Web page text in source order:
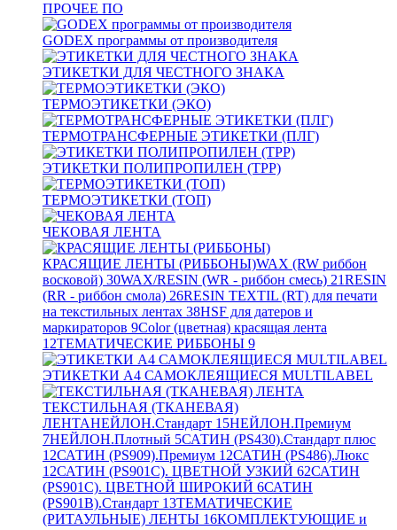
ПРОЧЕЕ ПО
GODEX программы от производителя
ЭТИКЕТКИ ДЛЯ ЧЕСТНОГО ЗНАКА
ТЕРМОЭТИКЕТКИ (ЭКО)
ТЕРМОТРАНСФЕРНЫЕ ЭТИКЕТКИ (ПЛГ)
ЭТИКЕТКИ ПОЛИПРОПИЛЕН (TPP)
ТЕРМОЭТИКЕТКИ (ТОП)
ЧЕКОВАЯ ЛЕНТА
КРАСЯЩИЕ ЛЕНТЫ (РИББОНЫ)WAX (RW риббон
восковой) 30WAX/RESIN (WR - риббон смесь) 21RESIN
(RR - риббон смола) 26RESIN TEXTIL (RT) для печати
на текстильных лентах 38HSF для датеров и
маркираторов 9Color (цветная) красящая лента
12ТЕМАТИЧЕСКИЕ РИББОНЫ 9
ЭТИКЕТКИ А4 САМОКЛЕЯЩИЕСЯ MULTILABEL
ТЕКСТИЛЬНАЯ (ТКАНЕВАЯ)
ЛЕНТАНЕЙЛОН.Стандарт 15НЕЙЛОН.Премиум
7НЕЙЛОН.Плотный 5САТИН (PS430).Стандарт плюс
12САТИН (PS909).Премиум 12САТИН (PS486).Люкс
12САТИН (PS901C). ЦВЕТНОЙ УЗКИЙ 62САТИН
(PS901C). ЦВЕТНОЙ ШИРОКИЙ 6САТИН
(PS901B).Стандарт 13ТЕМАТИЧЕСКИЕ
(РИТАУЛЬНЫЕ) ЛЕНТЫ 16КОМПЛЕКТУЮЩИЕ и